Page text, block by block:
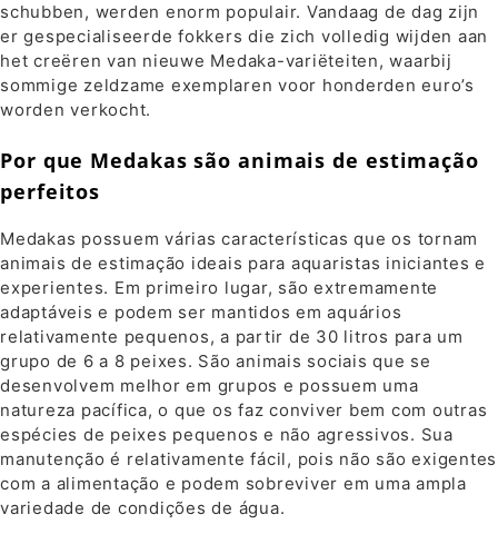
schubben, werden enorm populair. Vandaag de dag zijn
er gespecialiseerde fokkers die zich volledig wijden aan
het creëren van nieuwe Medaka-variëteiten, waarbij
sommige zeldzame exemplaren voor honderden euro’s
worden verkocht.
Por que Medakas são animais de estimação
perfeitos
Medakas possuem várias características que os tornam
animais de estimação ideais para aquaristas iniciantes e
experientes. Em primeiro lugar, são extremamente
adaptáveis ​​e podem ser mantidos em aquários
relativamente pequenos, a partir de 30 litros para um
grupo de 6 a 8 peixes. São animais sociais que se
desenvolvem melhor em grupos e possuem uma
natureza pacífica, o que os faz conviver bem com outras
espécies de peixes pequenos e não agressivos. Sua
manutenção é relativamente fácil, pois não são exigentes
com a alimentação e podem sobreviver em uma ampla
variedade de condições de água.